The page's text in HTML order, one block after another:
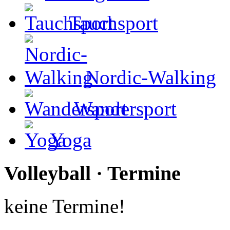
Tauchsport
Nordic-Walking
Wandersport
Yoga
Volleyball · Termine
keine Termine!